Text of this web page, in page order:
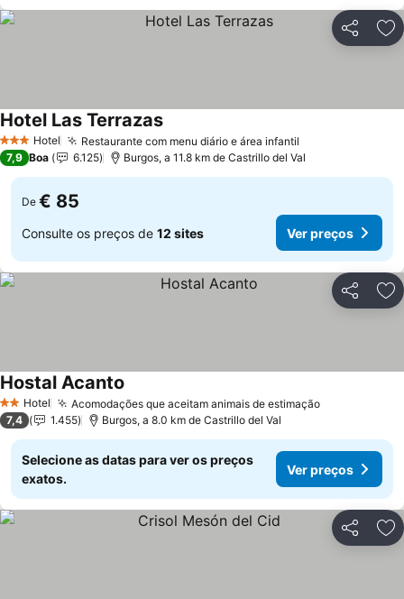
Partilhar
3 EstrelasHotel Restaurante com menu diário e área infantil
Hotel Las Terrazas
7,9 Boa 6.125 Burgos, a 11.8 km de Castrillo del Val
De € 85
Consulte os preços de 12 sites Ver preços
Partilhar
2 Estrelas
Hotel Acomodações que aceitam animais de estimação
Hostal Acanto
7,4 1.455 Burgos, a 8.0 km de Castrillo del Val
Selecione as datas para ver os preços
exatos.
Ver preços
Partilhar